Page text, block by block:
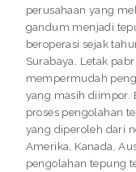
perusahaan yang
gandum menjadi
beroperasi sejak
Surabaya. Letak
mempermudah
yang masih diimpor.
proses pengolahan
yang diperoleh dari
Amerika, Kanada,
pengolahan tepung